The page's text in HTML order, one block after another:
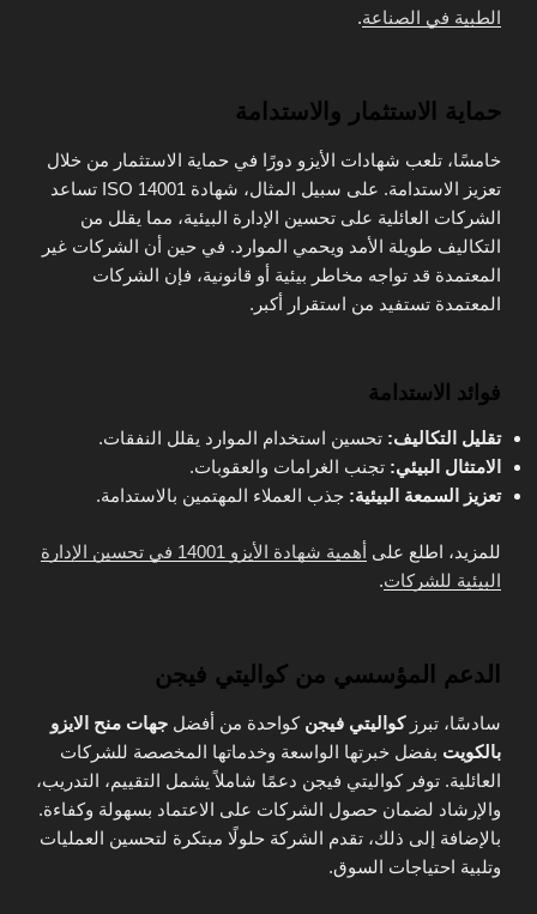
الطبية في الصناعة.
حماية الاستثمار والاستدامة
خامسًا، تلعب شهادات الأيزو دورًا في حماية الاستثمار من خلال
تعزيز الاستدامة. على سبيل المثال، شهادة ISO 14001 تساعد
الشركات العائلية على تحسين الإدارة البيئية، مما يقلل من
التكاليف طويلة الأمد ويحمي الموارد. في حين أن الشركات غير
المعتمدة قد تواجه مخاطر بيئية أو قانونية، فإن الشركات
المعتمدة تستفيد من استقرار أكبر.
فوائد الاستدامة
تقليل التكاليف: تحسين استخدام الموارد يقلل النفقات.
الامتثال البيئي: تجنب الغرامات والعقوبات.
تعزيز السمعة البيئية: جذب العملاء المهتمين بالاستدامة.
للمزيد، اطلع على
أهمية شهادة الأيزو 14001 في تحسين الإدارة
البيئية للشركات.
الدعم المؤسسي من كواليتي فيجن
سادسًا، تبرزكواليتي فيجن كواحدة من أفضل جهات منح الايزو
بالكويت بفضل خبرتها الواسعة وخدماتها المخصصة للشركات
العائلية. توفر كواليتي فيجن دعمًا شاملاً يشمل التقييم، التدريب،
والإرشاد لضمان حصول الشركات على الاعتماد بسهولة وكفاءة.
بالإضافة إلى ذلك، تقدم الشركة حلولًا مبتكرة لتحسين العمليات
وتلبية احتياجات السوق.